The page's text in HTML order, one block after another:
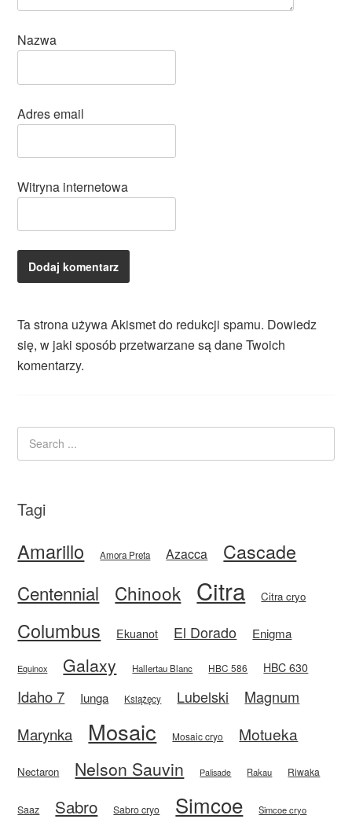
Nazwa
Adres email
Witryna internetowa
Ta strona używa Akismet do redukcji spamu. Dowiedz
się, w jaki sposób przetwarzane są dane Twoich
komentarzy.
Tagi
Amarillo Amora Preta Azacca Cascade
Centennial Chinook Citra Citra cryo
Columbus Ekuanot El Dorado Enigma
Equinox Galaxy Hallertau Blanc HBC 586 HBC 630
Idaho 7 Iunga Książęcy Lubelski
Magnum
Marynka
Mosaic Mosaic cryo Motueka
Nectaron Nelson Sauvin Palisade Rakau Riwaka
Saaz Sabro Sabro cryo Simcoe Simcoe cryo